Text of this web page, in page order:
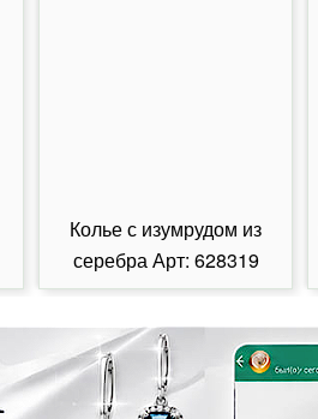
Колье с изумрудом из
серебра Арт: 628319